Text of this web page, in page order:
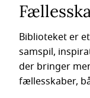
Biblioteket er
samspil,
der bringer
fællesskaber,